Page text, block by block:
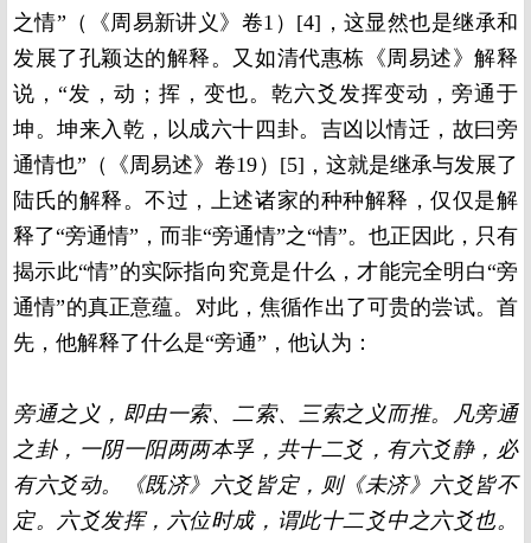
之情”（《周易新讲义》卷1）[4]，这显然也是继承和
发展了孔颖达的解释。又如清代惠栋《周易述》解释
说，“发，动；挥，变也。乾六爻发挥变动，旁通于
坤。坤来入乾，以成六十四卦。吉凶以情迁，故曰旁
通情也”（《周易述》卷19）[5]，这就是继承与发展了
陆氏的解释。不过，上述诸家的种种解释，仅仅是解
释了“旁通情”，而非“旁通情”之“情”。也正因此，只有
揭示此“情”的实际指向究竟是什么，才能完全明白“旁
通情”的真正意蕴。对此，焦循作出了可贵的尝试。首
先，他解释了什么是“旁通”，他认为：
旁通之义，即由一索、二索、三索之义而推。凡旁通
之卦，一阴一阳两两本孚，共十二爻，有六爻静，必
有六爻动。《既济》六爻皆定，则《未济》六爻皆不
定。六爻发挥，六位时成，谓此十二爻中之六爻也。